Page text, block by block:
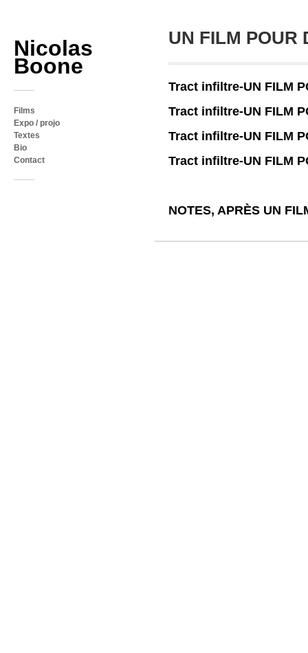
Nicolas
Boone
Films
Expo / projo
Textes
Bio
Contact
UN FILM POUR
Tract infiltre-UN FILM
Tract infiltre-UN FILM
Tract infiltre-UN FILM
Tract infiltre-UN FILM
NOTES, APRÈS UN